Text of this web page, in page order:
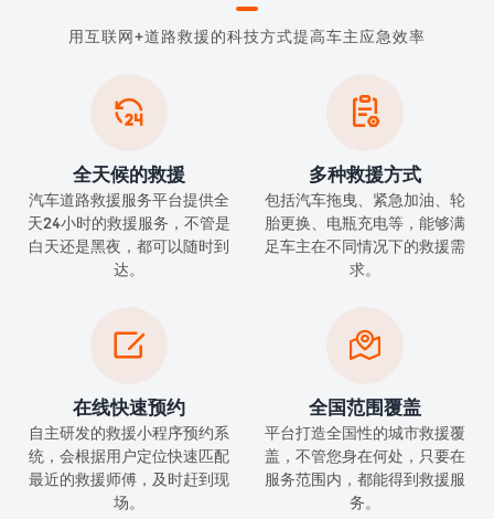
用互联网+道路救援的科技方式提高车主应急效率

全天候的救援
汽车道路救援服务平台提供全
天24小时的救援服务，不管是
白天还是黑夜，都可以随时到
达。

多种救援方式
包括汽车拖曳、紧急加油、轮
胎更换、电瓶充电等，能够满
足车主在不同情况下的救援需
求。

在线快速预约
自主研发的救援小程序预约系
统，会根据用户定位快速匹配
最近的救援师傅，及时赶到现
场。

全国范围覆盖
平台打造全国性的城市救援覆
盖，不管您身在何处，只要在
服务范围内，都能得到救援服
务。